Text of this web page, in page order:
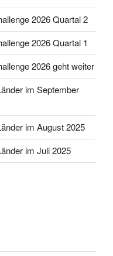
2026 Quartal 2
2026 Quartal 1
2026 geht weiter
im September
im August 2025
im Juli 2025